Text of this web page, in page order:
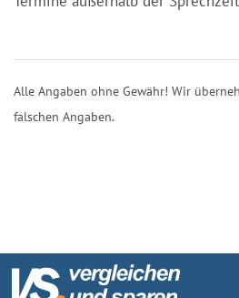
Alle Angaben ohne Gewähr! Wir
falschen Angaben.